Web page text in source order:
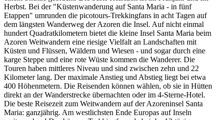
Herbst. Bei der "Küstenwanderung auf Santa Maria - in fünf
Etappen" umrunden die picotours-Trekkingfans in acht Tagen auf
dem längsten Wanderweg der Azoren die Insel. Auf nicht einmal
hundert Quadratkilometern bietet die kleine Insel Santa Maria beim
Azoren Weitwandern eine riesige Vielfalt an Landschaften mit
Küsten und Flüssen, Wäldern und Wiesen - und sogar durch eine
karge Steppe und eine rote Wüste kommen die Wanderer. Die
Touren haben mittleres Niveau und sind zwischen zehn und 22
Kilometer lang. Der maximale Anstieg und Abstieg liegt bei etwa
400 Höhenmetern. Die Reisenden können wählen, ob sie in Hütten
direkt an der Wanderstrecke übernachten oder im 4-Sterne-Hotel.
Die beste Reisezeit zum Weitwandern auf der Azoreninsel Santa
Maria: ganzjährig. Am westlichsten Ende Europas auf Inseln